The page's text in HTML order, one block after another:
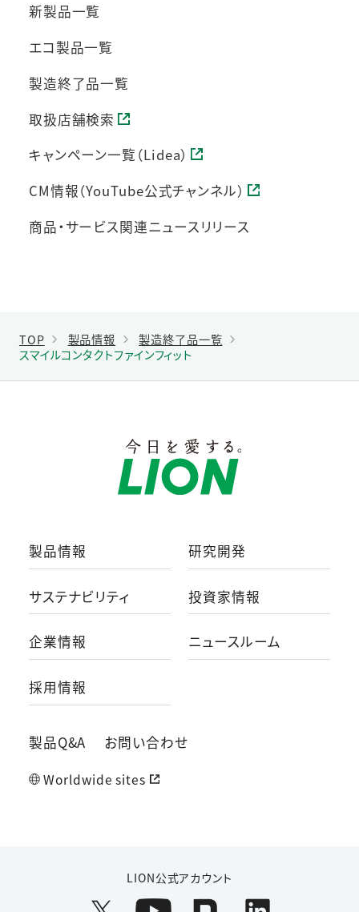
新製品一覧
エコ製品一覧
製造終了品一覧
取扱店舗検索
キャンペーン一覧（Lidea）
CM情報（YouTube公式チャンネル）
商品・サービス関連ニュースリリース
TOP 製品情報
製造終了品一覧
スマイルコンタクトファインフィット
製品情報 研究開発
サステナビリティ 投資家情報
企業情報 ニュースルーム
採用情報
製品Q&A お問い合わせ
Worldwide sites
LION公式アカウント